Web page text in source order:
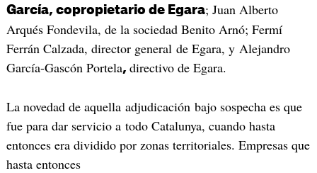
García, copropietario de Egara; Juan Alberto
Arqués Fondevila, de la sociedad Benito Arnó; Fermí
Ferrán Calzada, director general de Egara, y Alejandro
García-Gascón Portela, directivo de Egara.
La novedad de aquella adjudicación bajo sospecha es que
fue para dar servicio a todo Catalunya, cuando hasta
entonces era dividido por zonas territoriales. Empresas que
hasta entonces